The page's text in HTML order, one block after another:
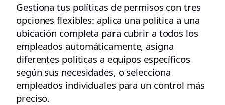
Gestiona tus políticas de permisos con tres
opciones flexibles: aplica una política a una
ubicación completa para cubrir a todos los
empleados automáticamente, asigna
diferentes políticas a equipos específicos
según sus necesidades, o selecciona
empleados individuales para un control más
preciso.